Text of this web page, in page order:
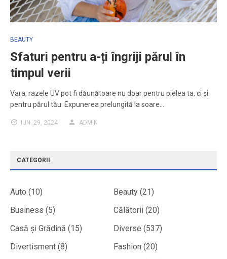
BEAUTY
Sfaturi pentru a-ți îngriji părul în
timpul verii
Vara, razele UV pot fi dăunătoare nu doar pentru pielea ta, ci și
pentru părul tău. Expunerea prelungită la soare…
IUN. 29, 2024 ADMIN
CATEGORII
Auto (10) Beauty (21)
Business (5) Călătorii (20)
Casă și Grădină (15) Diverse (537)
Divertisment (8) Fashion (20)